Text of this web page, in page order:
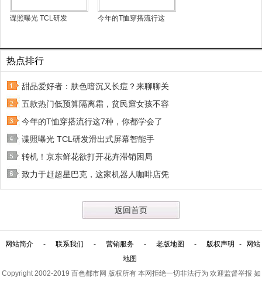
谍照曝光 TCL研发 今年的T恤穿搭流行这
热点排行
甜品爱好者：肤色暗沉又长痘？来聊聊关
五款热门低预算隔离霜，贫民窟女孩不容
今年的T恤穿搭流行这7种，你都学会了
谍照曝光 TCL研发滑出式屏幕智能手
转机！京东鲜花欲打开花卉滞销困局
致力于赶超星巴克，这家机器人咖啡店凭
返回首页
网站简介 - 联系我们 - 营销服务 - 老版地图 - 版权声明 -
网站
地图
Copyright 2002-2019 百色都市网 版权所有 本网拒绝一切非法行为 欢迎监督举报 如